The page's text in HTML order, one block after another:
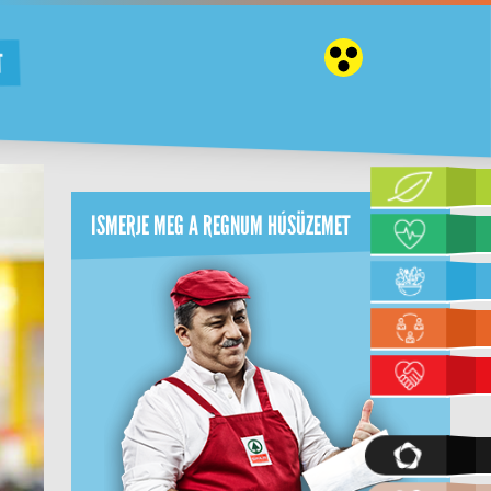
ISMERJE MEG A REGNUM HÚSÜZEMET